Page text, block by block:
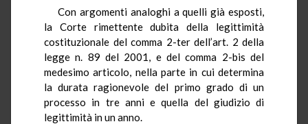
Con argomenti analoghi a quelli già esposti,
la Corte rimettente dubita della legittimità
costituzionale del comma 2-ter dell’art. 2 della
legge n. 89 del 2001, e del comma 2-bis del
medesimo articolo, nella parte in cui determina
la durata ragionevole del primo grado di un
processo in tre anni e quella del giudizio di
legittimità in un anno.